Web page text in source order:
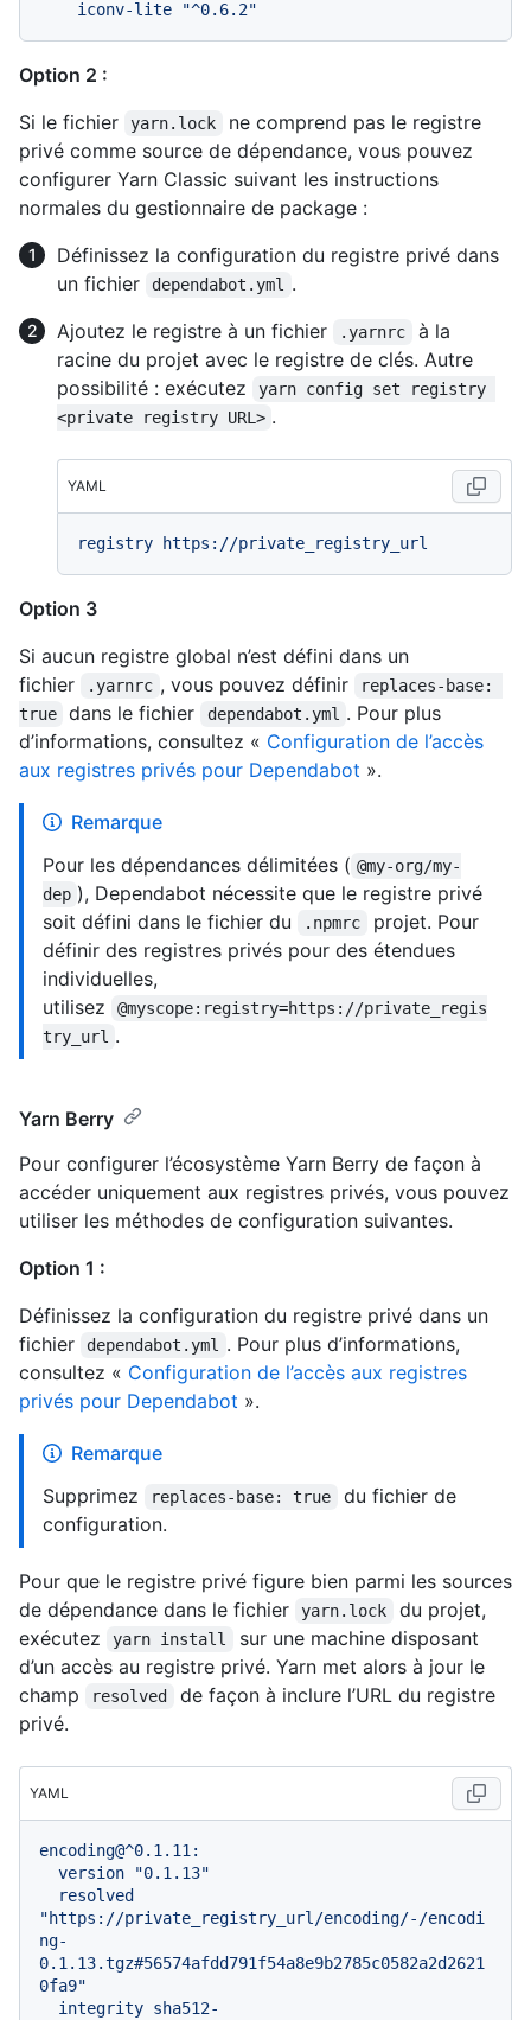
iconv-lite "^0.6.2"
Option 2 :
Si le fichier
yarn.lock
ne comprend pas le registre
privé comme source de dépendance, vous pouvez
configurer Yarn Classic suivant les instructions
normales du gestionnaire de package :
Définissez la configuration du registre privé dans
un fichier
dependabot.yml
.
Ajoutez le registre à un fichier
.yarnrc
à la
racine du projet avec le registre de clés. Autre
possibilité : exécutez
yarn config set registry
<private registry URL> .
YAML
registry https://private_registry_url
Option 3
Si aucun registre global n’est défini dans un
fichier
.yarnrc , vous pouvez définir
replaces-base:
true
dans le fichier dependabot.yml . Pour plus
d’informations, consultez « Configuration de l’accès
aux registres privés pour Dependabot ».
Remarque
Pour les dépendances délimitées ( @my-org/my-
dep ), Dependabot nécessite que le registre privé
soit défini dans le fichier du
.npmrc
projet. Pour
définir des registres privés pour des étendues
individuelles,
utilisez
@myscope:registry=https://private_regis
try_url .
Yarn Berry
Pour configurer l’écosystème Yarn Berry de façon à
accéder uniquement aux registres privés, vous pouvez
utiliser les méthodes de configuration suivantes.
Option 1 :
Définissez la configuration du registre privé dans un
fichier
dependabot.yml
. Pour plus d’informations,
consultez « Configuration de l’accès aux registres
privés pour Dependabot ».
Remarque
Supprimez
replaces-base: true
du fichier de
configuration.
Pour que le registre privé figure bien parmi les sources
de dépendance dans le fichier
yarn.lock
du projet,
exécutez
yarn install
sur une machine disposant
d’un accès au registre privé. Yarn met alors à jour le
champ
resolved
de façon à inclure l’URL du registre
privé.
YAML
encoding@^0.1.11:
version
"0.1.13"
resolved
"https://private_registry_url/encoding/-/encodi
ng-
0.1.13.tgz#56574afdd791f54a8e9b2785c0582a2d2621
0fa9"
integrity sha512-